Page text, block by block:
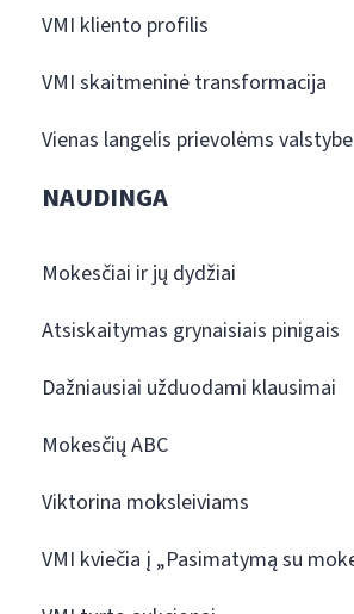
VMI kliento profilis
VMI skaitmeninė transformacija
Vienas langelis prievolėms
NAUDINGA
Mokesčiai ir jų dydžiai
Atsiskaitymas grynaisiais pinigais
Dažniausiai užduodami klausimai
Mokesčių ABC
Viktorina moksleiviams
VMI kviečia į „Pasimatymą su